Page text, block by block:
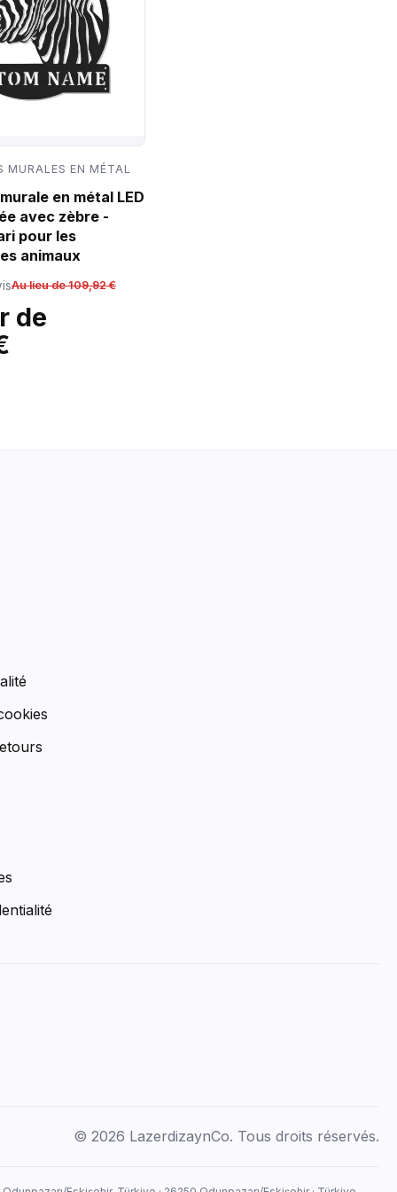
MURALES EN MÉTAL
en métal LED
avec zèbre -
pour les
animaux
Au lieu de 109,92 €
de
© 2026 LazerdizaynCo. Tous droits réservés.